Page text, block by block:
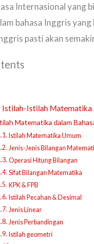
Internasional yang
bahasa Inggris
pasti akan
Istilah-Istilah Matematika
Matematika dalam
Istilah Matematika Umum
Jenis-Jenis Bilangan
Operasi Hitung Bilangan
Sifat Bilangan Matematika
KPK & FPB
Istilah Pecahan & Desimal
Jenis Linear
Jenis Perbandingan
Istilah geometri